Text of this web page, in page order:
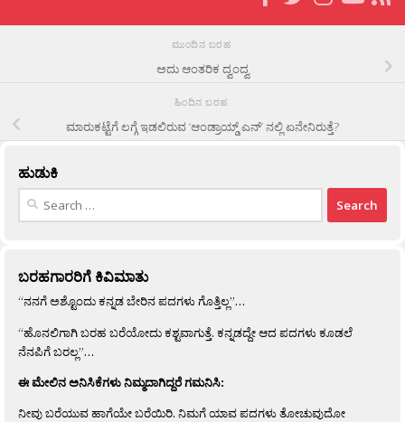
ಮುಂದಿನ ಬರಹ
ಅದು ಆಂತರಿಕ ದ್ವಂದ್ವ
ಹಿಂದಿನ ಬರಹ
ಮಾರುಕಟ್ಟೆಗೆ ಲಗ್ಗೆ ಇಡಲಿರುವ ‘ಆಂಡ್ರಾಯ್ಡ್ ಎನ್’ ನಲ್ಲಿ ಏನೇನಿರುತ್ತೆ?
ಹುಡುಕಿ
Search
ಬರಹಗಾರರಿಗೆ ಕಿವಿಮಾತು
“ನನಗೆ ಅಶ್ಟೊಂದು ಕನ್ನಡ ಬೇರಿನ ಪದಗಳು ಗೊತ್ತಿಲ್ಲ”…
“ಹೊನಲಿಗಾಗಿ ಬರಹ ಬರೆಯೋದು ಕಶ್ಟವಾಗುತ್ತೆ. ಕನ್ನಡದ್ದೇ ಆದ ಪದಗಳು ಕೂಡಲೆ
ನೆನಪಿಗೆ ಬರಲ್ಲ”…
ಈ ಮೇಲಿನ ಅನಿಸಿಕೆಗಳು ನಿಮ್ಮದಾಗಿದ್ದರೆ ಗಮನಿಸಿ:
ನೀವು ಬರೆಯುವ ಹಾಗೆಯೇ ಬರೆಯಿರಿ. ನಿಮಗೆ ಯಾವ ಪದಗಳು ತೋಚುವುದೋ